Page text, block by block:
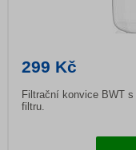
299 Kč
Filtrační konvice BWT
filtru.